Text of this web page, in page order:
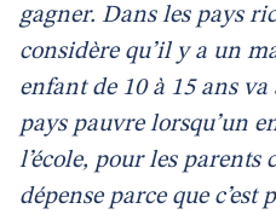
gagner. Dans les pays
considère qu’il y a un
enfant de 10 à 15 ans
pays pauvre lorsqu’un
l’école, pour les parents
dépense parce que